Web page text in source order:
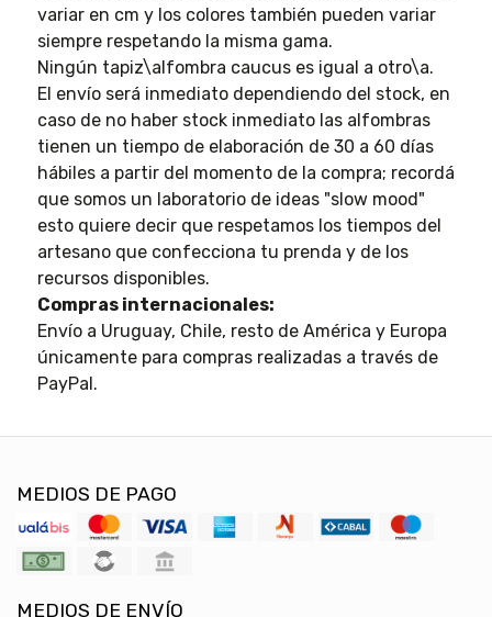
variar en cm y los colores también pueden variar
siempre respetando la misma gama.
Ningún tapiz\alfombra caucus es igual a otro\a.
El envío será inmediato dependiendo del stock, en
caso de no haber stock inmediato las alfombras
tienen un tiempo de elaboración de 30 a 60 días
hábiles a partir del momento de la compra; recordá
que somos un laboratorio de ideas "slow mood"
esto quiere decir que respetamos los tiempos del
artesano que confecciona tu prenda y de los
recursos disponibles.
Compras internacionales:
Envío a Uruguay, Chile, resto de América y Europa
únicamente para compras realizadas a través de
PayPal.
MEDIOS DE PAGO
MEDIOS DE ENVÍO